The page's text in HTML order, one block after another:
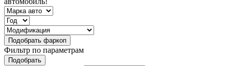
Фильтр по параметрам